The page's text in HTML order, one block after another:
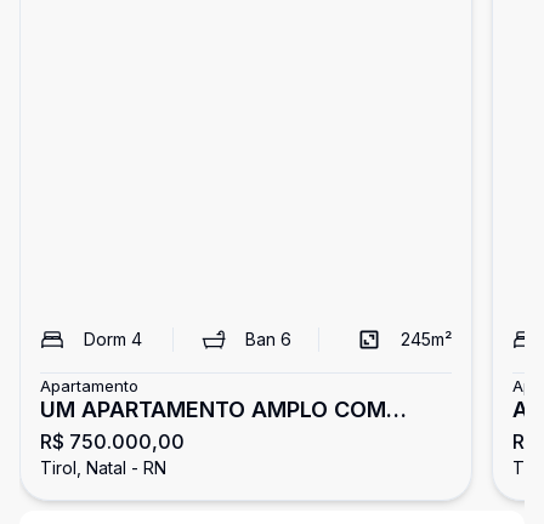
Dorm 4 Ban 6 245m²
Apartamento
UM APARTAMENTO AMPLO COM
VISTA PARA O PARQUE DAS DUNAS
R$ 750.000,00
Tirol, Natal - RN